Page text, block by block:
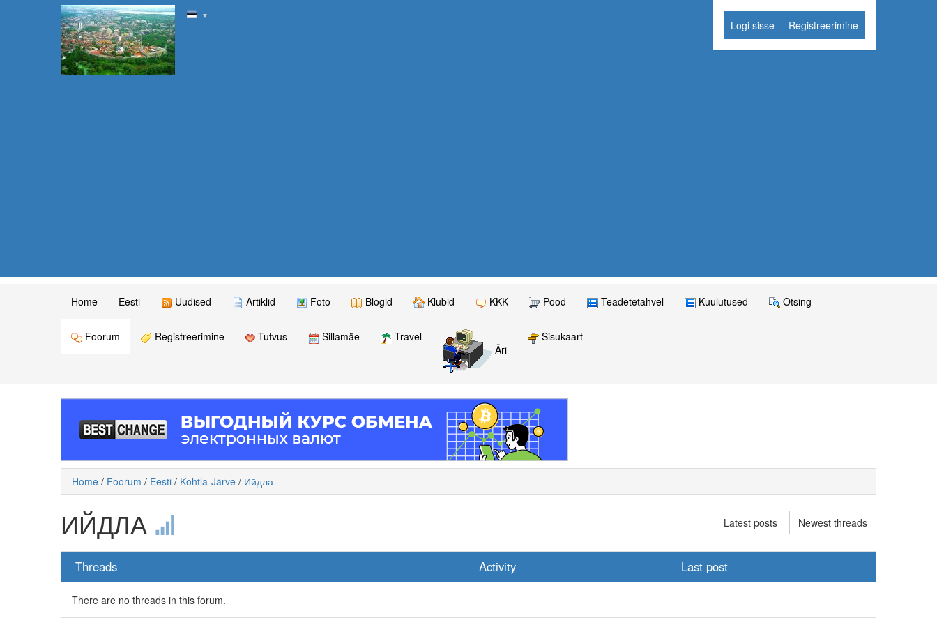
▼
Logi sisse Registreerimine
Home Eesti Uudised Artiklid Foto Blogid Klubid KKK Pood Teadetetahvel Kuulutused Otsing
Foorum Registreerimine Tutvus Sillamäe
Travel
Äri
Sisukaart
Home / Foorum / Eesti / Kohtla-Järve / Ийдла
Latest posts Newest threads
ИЙДЛА
Threads Activity Last post
There are no threads in this forum.